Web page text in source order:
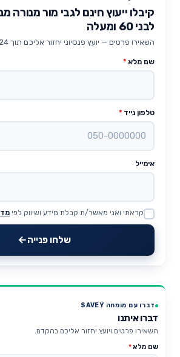
קיבלו ייעוץ חינם לגבי מור מנורה
לבני 60 ומעלה
השאירו פרטים — יועץ פנסיוני יחזור אליכם תוך 24 שעות.
שם מלא *
טלפון נייד *
אימייל
Website
קראתי ואני מאשר/ת קבלת מידע ושיווק לפי
שלחו פנייה
דברו עם מומחה SAVEY
דברו איתנו
השאירו פרטים ויועץ יחזור אליכם בהקדם.
שם מלא*